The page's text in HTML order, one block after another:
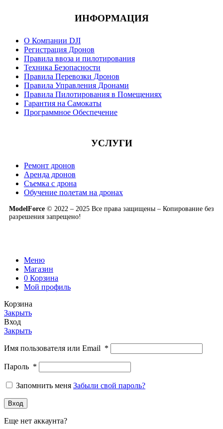
ИНФОРМАЦИЯ
О Компании DJI
Регистрация Дронов
Правила ввоза и пилотирования
Техника Безопасности
Правила Перевозки Дронов
Правила Управления Дронами
Правила Пилотирования в Помещениях
Гарантия на Самокаты
Программное Обеспечение
УСЛУГИ
Ремонт дронов
Аренда дронов
Съемка с дрона
Обучение полетам на дронах
ModelForce © 2022 – 2025 Все права защищены – Копирование без
разрешения запрещено!
Меню
Магазин
0 Корзина
Мой профиль
Корзина
Закрыть
Вход
Закрыть
Имя пользователя или Email *
Пароль *
Запомнить меня Забыли свой пароль?
Вход
Еще нет аккаунта?